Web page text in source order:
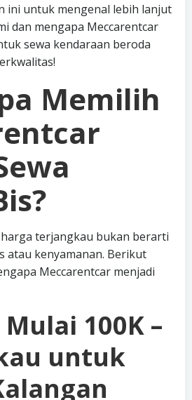
ini untuk mengenal lebih lanjut
dan mengapa Meccarentcar
sewa kendaraan beroda
Memilih
terjangkau bukan berarti
atau kenyamanan. Berikut
Meccarentcar menjadi
100K –
untuk